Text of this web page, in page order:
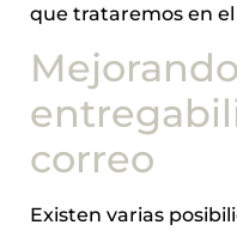
que trataremos en
correo
Existen varias